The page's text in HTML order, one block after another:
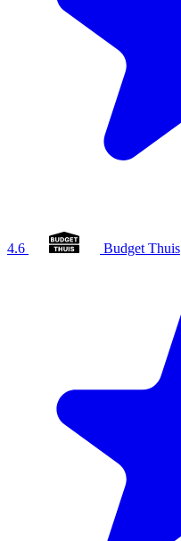
4.6 Budget Thuis